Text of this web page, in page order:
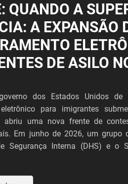
QUANDO A
A EXPANSÃO
DE ASILO
dos Estados Unidos
para imigrantes
abriu uma nova frente de
Em junho de 2026, um grupo
Segurança Interna (DHS) e o